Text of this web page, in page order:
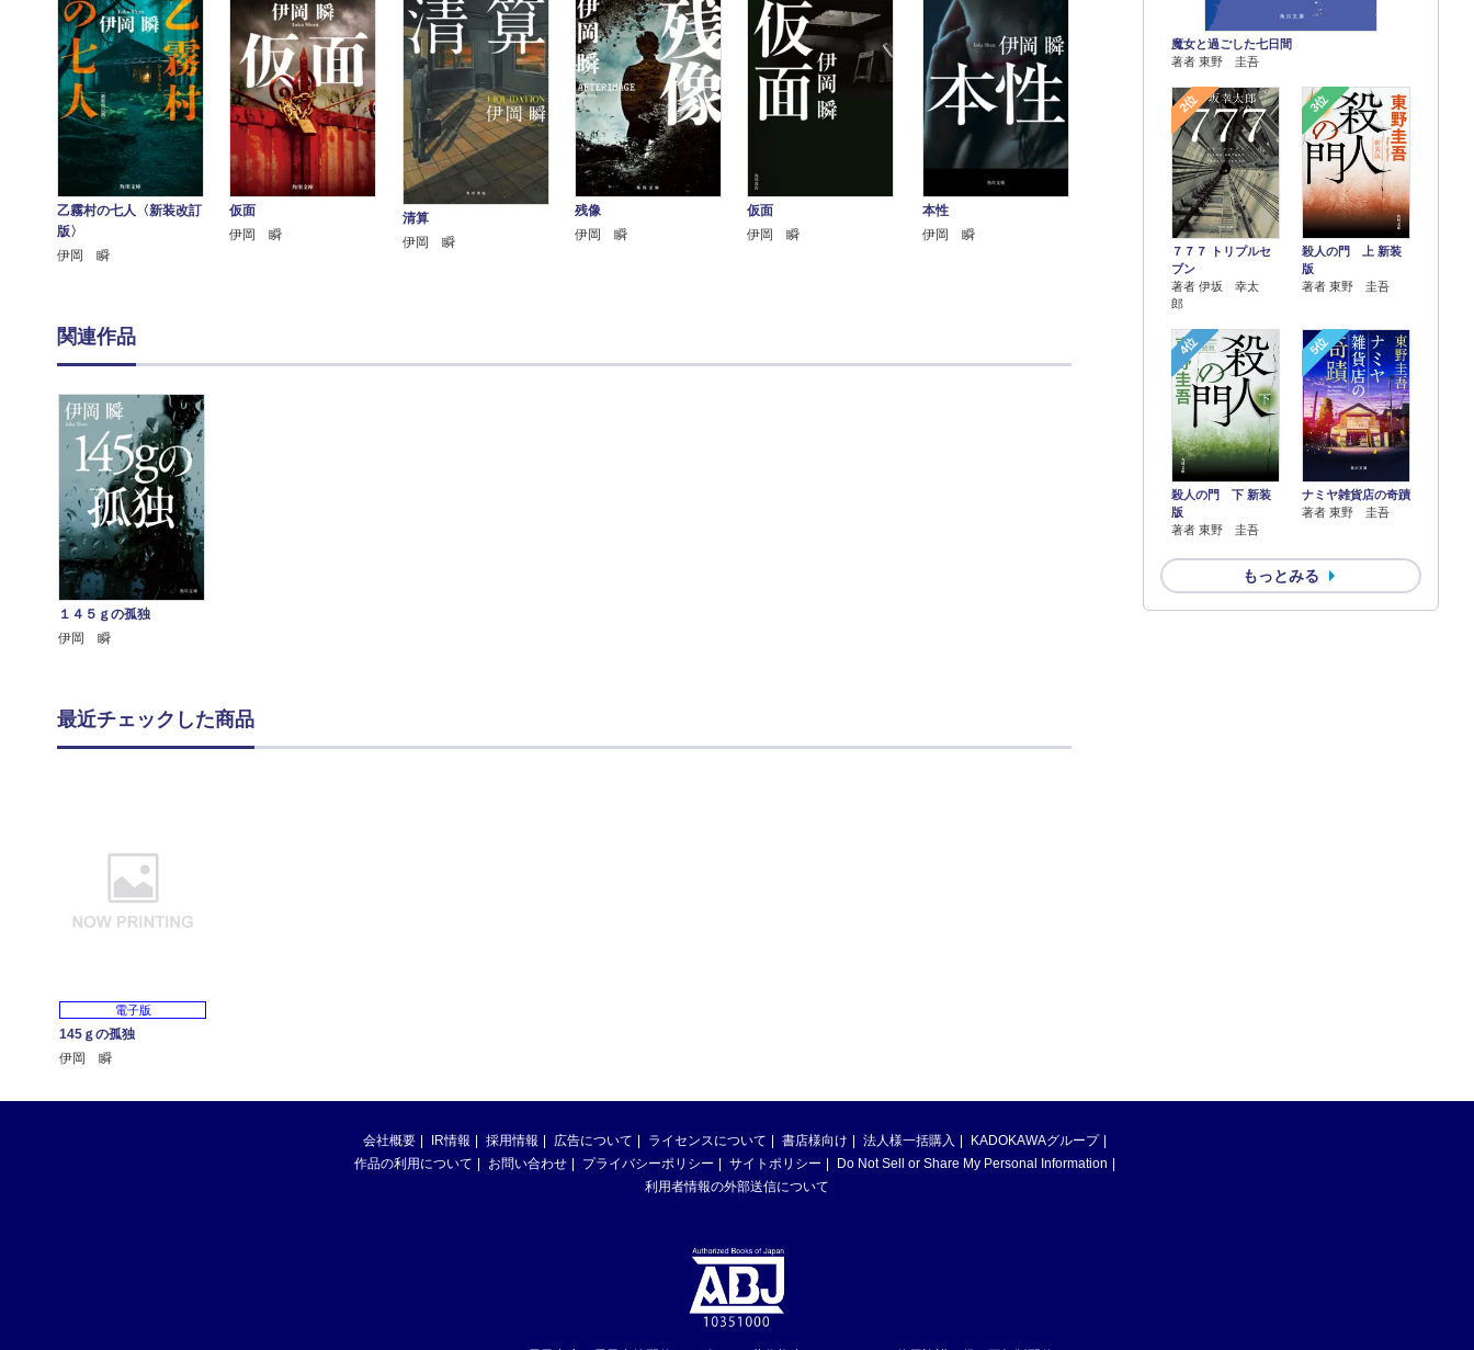
魔女と過ごした七日間
著者 東野 圭吾
2位
７７７ トリプルセ
ブン
著者 伊坂 幸太
郎
3位
殺人の門 上 新装
版
著者 東野 圭吾
4位
殺人の門 下 新装
版
著者 東野 圭吾
5位
ナミヤ雑貨店の奇蹟
著者 東野 圭吾
もっとみる
乙霧村の七人〈新装改訂
版〉
伊岡 瞬
仮面
伊岡 瞬
清算
伊岡 瞬
残像
伊岡 瞬
仮面
伊岡 瞬
本性
伊岡 瞬
関連作品
１４５ｇの孤独
伊岡 瞬
最近チェックした商品
電子版
145ｇの孤独
伊岡 瞬
会社概要 IR情報 採用情報 広告について ライセンスについて 書店様向け 法人様一括購入
KADOKAWAグループ
作品の利用について
お問い合わせ プライバシーポリシー サイトポリシー
Do Not Sell or Share My Personal Information
利用者情報の外部送信について